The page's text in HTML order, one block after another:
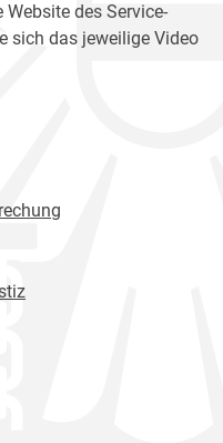
des Service-
sich das jeweilige Video